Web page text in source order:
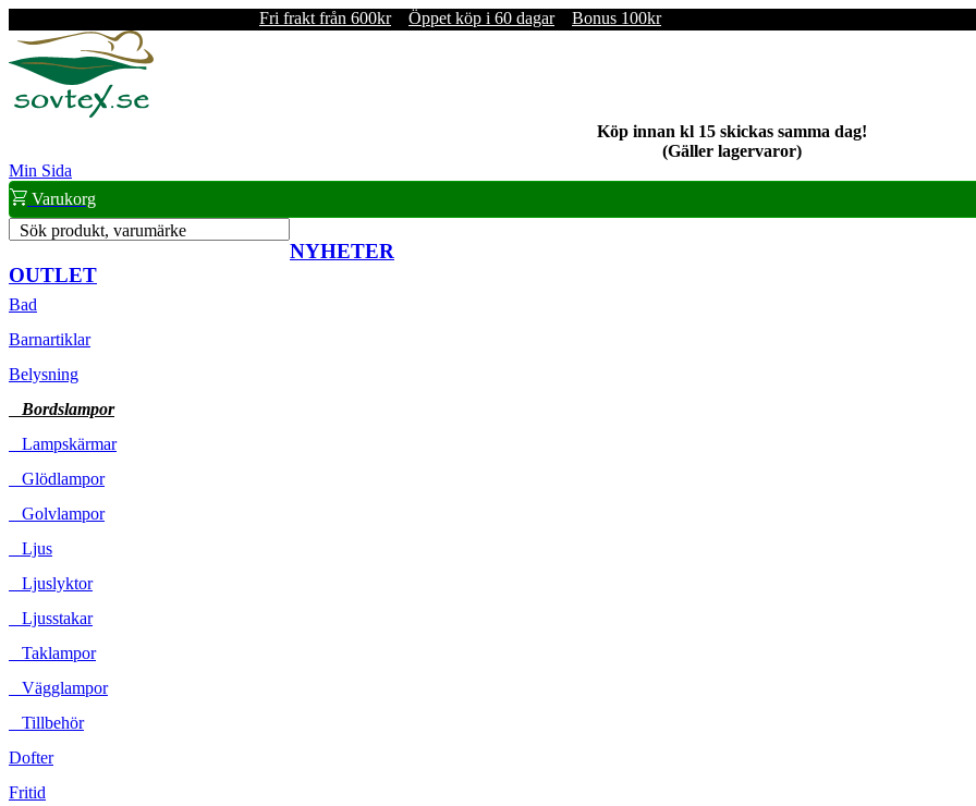
Fri frakt från 600kr Öppet köp i 60 dagar Bonus 100kr
Köp innan kl 15 skickas samma dag!
(Gäller lagervaror)
Min Sida
Varukorg
Sök produkt, varumärke
NYHETER
OUTLET
Bad
Barnartiklar
Belysning
Bordslampor
Lampskärmar
Glödlampor
Golvlampor
Ljus
Ljuslyktor
Ljusstakar
Taklampor
Vägglampor
Tillbehör
Dofter
Fritid